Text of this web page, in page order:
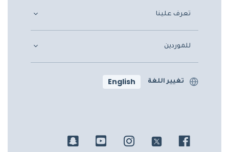
تعرف علينا
للموردين
تغيير اللغة English